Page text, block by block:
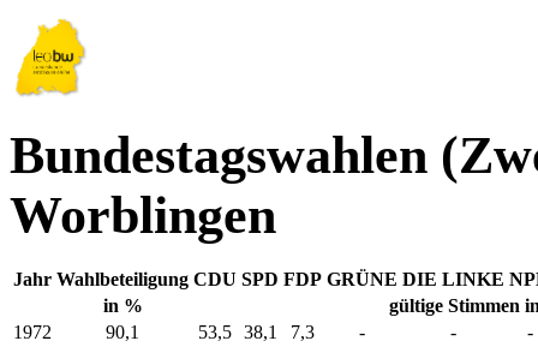
Bundestagswahlen
Worblingen
Jahr Wahlbeteiligung CDU SPD FDP GRÜNE DIE LINKE
in %
gültige Stimmen
1972
90,1 53,5 38,1 7,3 - -
-